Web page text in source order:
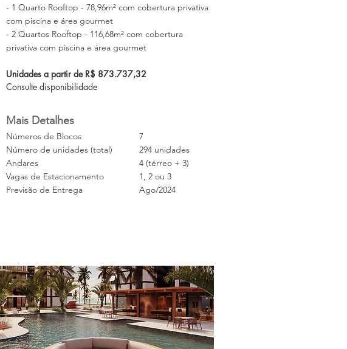
- 1 Quarto Rooftop - 78,96m² com cobertura privativa
com piscina e área gourmet
- 2 Quartos Rooftop - 116,68m² com cobertura
privativa com piscina e área gourmet
Unidades a partir de R$ 873.737,32
Consulte disponibilidade
Mais Detalhes
Números de Blocos
Número de unidades (total)
Andares
Vagas de Estacionamento
Previsão de Entrega
7
294 unidades
4 (térreo + 3)
1, 2 ou 3
Ago/2024